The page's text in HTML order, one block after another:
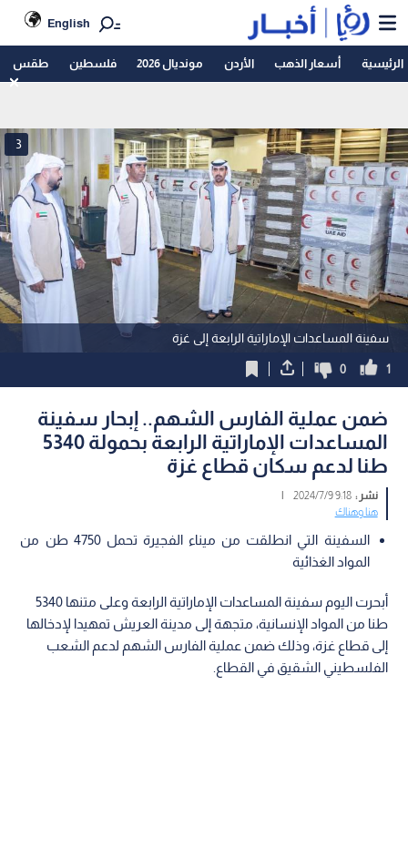
English
الرئيسية أسعار الذهب الأردن مونديال 2026 فلسطين طقس
سفينة المساعدات الإماراتية الرابعة إلى غزة
3
1
0
ضمن عملية الفارس الشهم.. إبحار سفينة
المساعدات الإماراتية الرابعة بحمولة 5340
طنا لدعم سكان قطاع غزة
نشر :9:18 2024/7/9
|
هنا وهناك
السفينة التي انطلقت من ميناء الفجيرة تحمل 4750 طن من
المواد الغذائية
أبحرت اليوم سفينة المساعدات الإماراتية الرابعة وعلى متنها 5340
طنا من المواد الإنسانية، متجهة إلى مدينة العريش تمهيدا لإدخالها
إلى قطاع غزة، وذلك ضمن عملية الفارس الشهم لدعم الشعب
الفلسطيني الشقيق في القطاع.